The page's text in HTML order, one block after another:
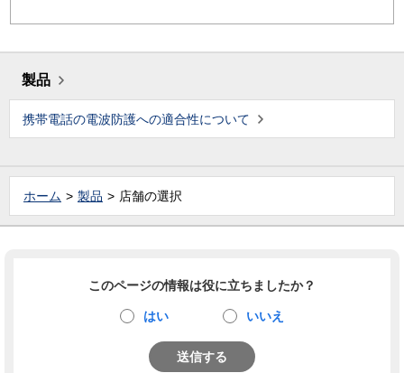
製品
携帯電話の電波防護への適合性について
ホーム 製品 店舗の選択
このページの情報は役に立ちましたか？
はい いいえ
送信する